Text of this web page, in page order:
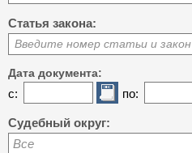
Статья закона:
Введите номер статьи и закон
Дата документа:
с: по:
Судебный округ:
Все